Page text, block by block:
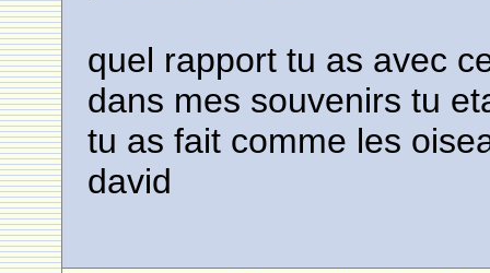
quel rapport tu as avec
dans mes souvenirs tu
tu as fait comme les
david